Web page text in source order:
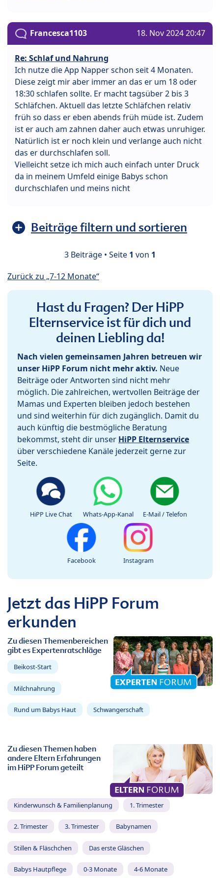
Francesca1103 18. Nov 2024 20:47
Re: Schlaf und Nahrung
Ich nutze die App Napper schon seit 4 Monaten.
Diese zeigt mir aber immer an das er um 18 oder
18:30 schlafen sollte. Er macht tagsüber 2 bis 3
Schläfchen. Aktuell das letzte Schläfchen relativ
früh so dass er eben abends früh müde ist. Zudem
ist er auch am zahnen daher auch etwas unruhiger.
Natürlich ist er noch klein und verlange auch nicht
das er durchschlafen soll.
Vielleicht setze ich mich auch einfach unter Druck
da in meinem Umfeld einige Babys schon
durchschlafen und meins nicht
Beiträge filtern und sortieren
3 Beiträge • Seite 1 von 1
Zurück zu „7-12 Monate“
Hast du Fragen? Der HiPP
Elternservice ist für dich und
deinen Liebling da!
Nach vielen gemeinsamen Jahren betreuen wir
unser HiPP Forum nicht mehr aktiv. Neue
Beiträge oder Antworten sind nicht mehr
möglich. Die zahlreichen, wertvollen Beiträge der
Mamas und Experten bleiben jedoch bestehen
und sind weiterhin für dich zugänglich. Damit du
auch künftig die bestmögliche Beratung
bekommst, steht dir unser HiPP Elternservice
über verschiedene Kanäle jederzeit gerne zur
Seite.
HiPP Live Chat Whats-App-Kanal E-Mail / Telefon
Facebook Instagram
Jetzt das HiPP Forum
erkunden
Zu diesen Themenbereichen
gibt es Expertenratschläge
Beikost-Start
Milchnahrung
Rund um Babys Haut Schwangerschaft
Zu diesen Themen haben
andere Eltern Erfahrungen
im HiPP Forum geteilt
Kinderwunsch & Familienplanung 1. Trimester
2. Trimester 3. Trimester Babynamen
Stillen & Fläschchen Das erste Gläschen
Babys Hautpflege 0-3 Monate 4-6 Monate